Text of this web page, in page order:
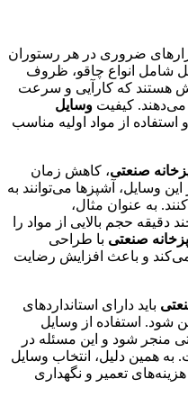
ضروری در هر رستوران
شامل انواع چاقو، ظروف
هستند که کارآیی و سرعت
می‌دهند. کیفیت وسایل
استفاده از مواد اولیه مناسب
صنعتی، کاهش زمان
وسایل، آشپزها می‌توانند به
به عنوان مثال،
حجم بالایی از مواد را
صنعتی با طراحی
می‌کند و باعث افزایش رضایت
باید دارای استانداردهای
شود. استفاده از وسایل
منجر شود و این مسئله در
به همین دلیل، انتخاب وسایل
تعمیر و نگهداری